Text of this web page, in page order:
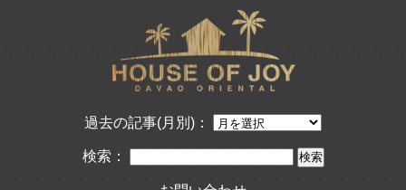
過去の記事(月別)：
検索：